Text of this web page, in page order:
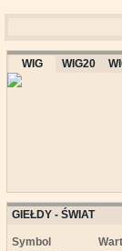
WIG WIG20
GIEŁDY - ŚWIAT
Symbol